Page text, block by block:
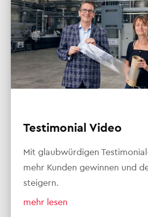
Testimonial Video
Mit glaubwürdigen
mehr Kunden gewinnen und
steigern.
mehr lesen